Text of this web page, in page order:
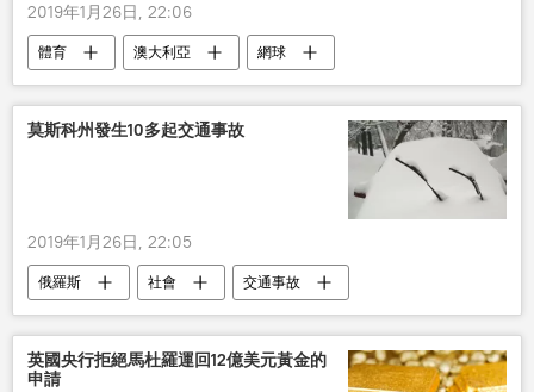
2019年1月26日, 22:06
體育 澳大利亞 網球
莫斯科州發生10多起交通事故
2019年1月26日, 22:05
俄羅斯 社會
交通事故
暴風雪
大雪
英國央行拒絕馬杜羅運回12億美元黃金的
申請